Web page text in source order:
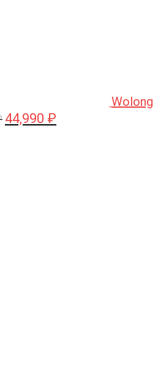
Wolong
Первоначальная
44,990 ₽